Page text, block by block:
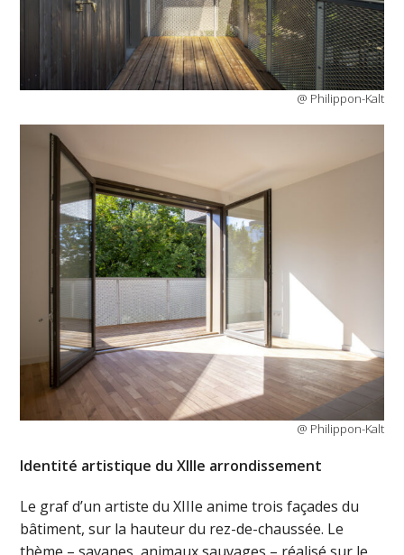
@ Philippon-Kalt
@ Philippon-Kalt
Identité artistique du XIIIe arrondissement
Le graf d’un artiste du XIIIe anime trois façades du
bâtiment, sur la hauteur du rez-de-chaussée. Le